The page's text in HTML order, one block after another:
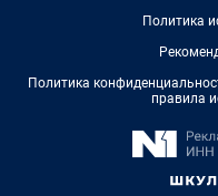
Политика
Политика
правила